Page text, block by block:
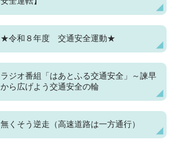
★令和８年度 交通安全運動★
ラジオ番組「はあとふる交通安全」～諫早
から広げよう交通安全の輪
無くそう逆走（高速道路は一方通行）